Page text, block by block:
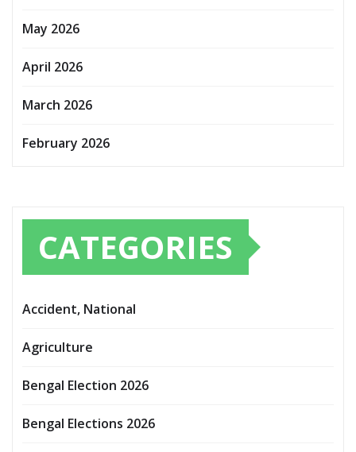
May 2026
April 2026
March 2026
February 2026
CATEGORIES
Accident, National
Agriculture
Bengal Election 2026
Bengal Elections 2026